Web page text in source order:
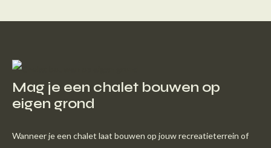
Mag je een chalet bouwen op
eigen grond
Wanneer je een chalet laat bouwen op jouw recreatieterrein of